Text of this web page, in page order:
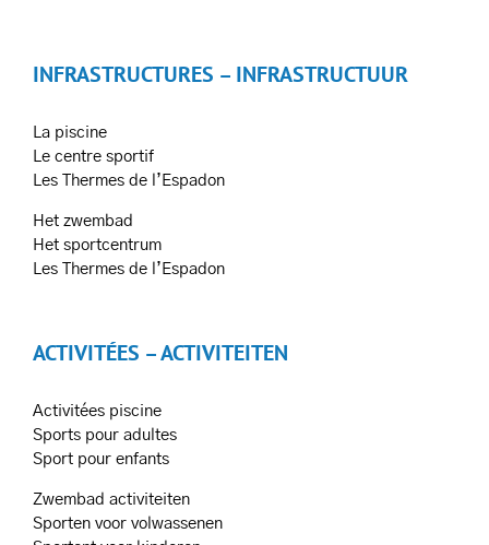
INFRASTRUCTURES – INFRASTRUCTUUR
La piscine
Le centre sportif
Les Thermes de l’Espadon
Het zwembad
Het sportcentrum
Les Thermes de l’Espadon
ACTIVITÉES – ACTIVITEITEN
Activitées piscine
Sports pour adultes
Sport pour enfants
Zwembad activiteiten
Sporten voor volwassenen